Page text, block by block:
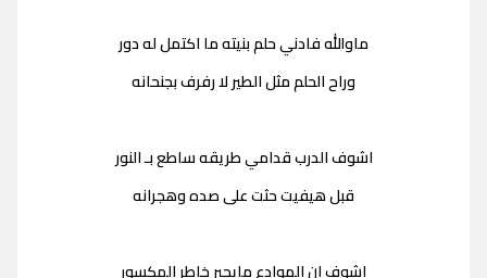
ماوالله فادني حلم بنيته ما اكتمل له دور
وراح الحلم مثل الطير لا رفرف بجنحانه
اشوف الدرب قدامي طريقه ساطع بـ النور
قبل هيفيت حثت على صده وهجرانه
اشوف ان الموادع مايجبر خاطر المكسور